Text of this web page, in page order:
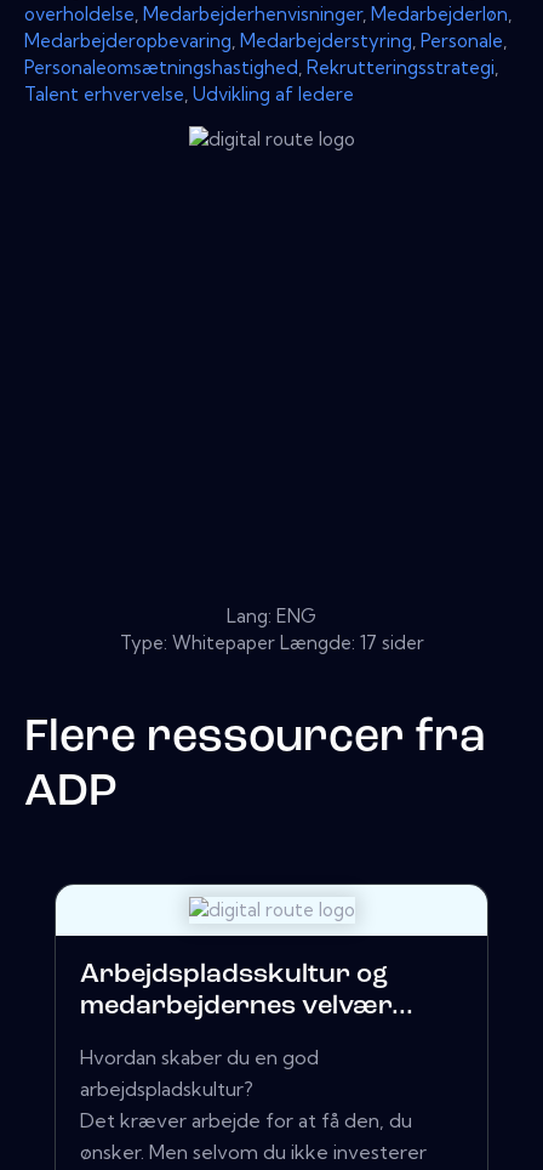
overholdelse Medarbejderhenvisninger, Medarbejderløn
Medarbejderopbevaring Medarbejderstyring Personale
Personaleomsætningshastighed Rekrutteringsstrategi
Talent erhvervelse Udvikling af ledere
Lang: ENG
Type: Whitepaper Længde: 17 sider
Flere ressourcer fra
ADP
Arbejdspladsskultur og
medarbejdernes velvær...
Hvordan skaber du en god
arbejdspladskultur?
Det kræver arbejde for at få den, du
ønsker. Men selvom du ikke investerer